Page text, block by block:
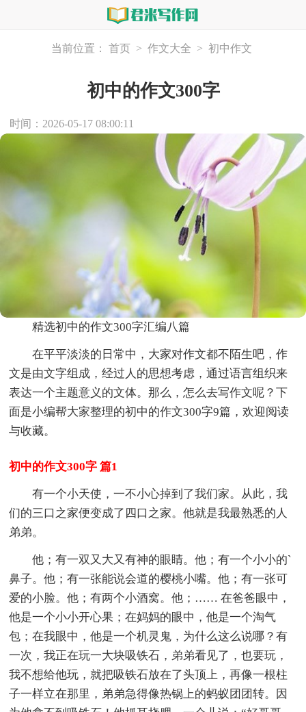
当前位置： 首页 > 作文大全 > 初中作文
初中的作文300字
时间：2026-05-17 08:00:11
精选初中的作文300字汇编八篇
在平平淡淡的日常中，大家对作文都不陌生吧，作
文是由文字组成，经过人的思想考虑，通过语言组织来
表达一个主题意义的文体。那么，怎么去写作文呢？下
面是小编帮大家整理的初中的作文300字9篇，欢迎阅读
与收藏。
初中的作文300字 篇1
有一个小天使，一不小心掉到了我们家。从此，我
们的三口之家便变成了四口之家。他就是我最熟悉的人
弟弟。
他；有一双又大又有神的眼睛。他；有一个小小的`
鼻子。他；有一张能说会道的樱桃小嘴。他；有一张可
爱的小脸。他；有两个小酒窝。他；…… 在爸爸眼中，
他是一个小小开心果；在妈妈的眼中，他是一个淘气
包；在我眼中，他是一个机灵鬼，为什么这么说哪？有
一次，我正在玩一大块吸铁石，弟弟看见了，也要玩，
我不想给他玩，就把吸铁石放在了头顶上，再像一根柱
子一样立在那里，弟弟急得像热锅上的蚂蚁团团转。因